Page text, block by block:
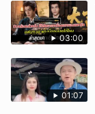
03:00
01:07